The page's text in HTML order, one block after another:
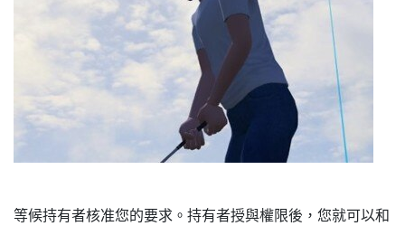
等候持有者核准您的要求。持有者授與權限後，您就可以和